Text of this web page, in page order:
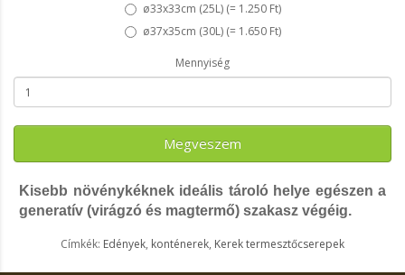
ø33x33cm (25L) (= 1.250 Ft)
ø37x35cm (30L) (= 1.650 Ft)
Mennyiség
Megveszem
Kisebb növénykéknek ideális tároló helye egészen a
generatív (virágzó és magtermő) szakasz végéig.
Címkék: Edények, konténerek, Kerek termesztőcserepek